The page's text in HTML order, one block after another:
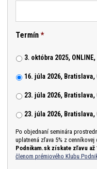
Termín *
3. októbra 2025,
16. júla 2026,
23. júla 2026,
23. júla 2026,
Po objednaní seminára
uplatnená zľava 5% z cenníkovej
Podnikam.sk získate zľavu
členom prémiového Klubu